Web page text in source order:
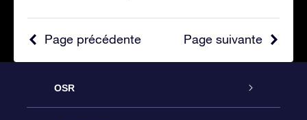
Page suivante
Page précédente
OSR